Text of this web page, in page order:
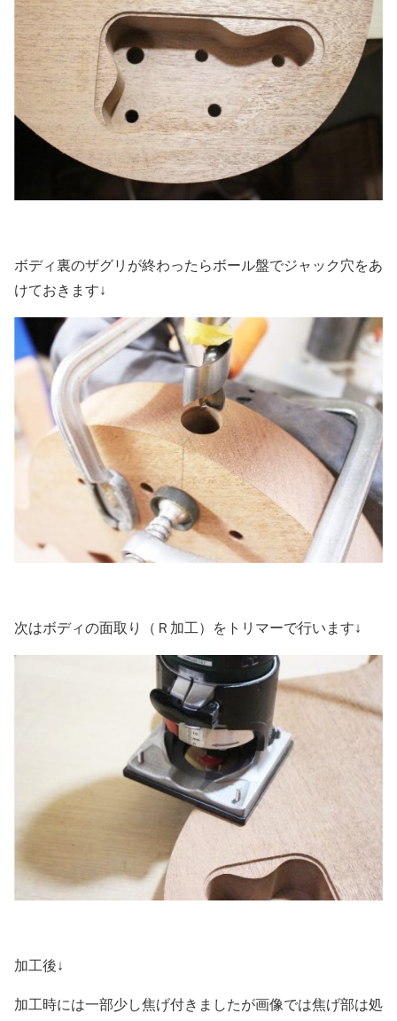
ボディ裏のザグリが終わったらボール盤でジャック穴をあ
けておきます↓
次はボディの面取り（Ｒ加工）をトリマーで行います↓
加工後↓
加工時には一部少し焦げ付きましたが画像では焦げ部は処